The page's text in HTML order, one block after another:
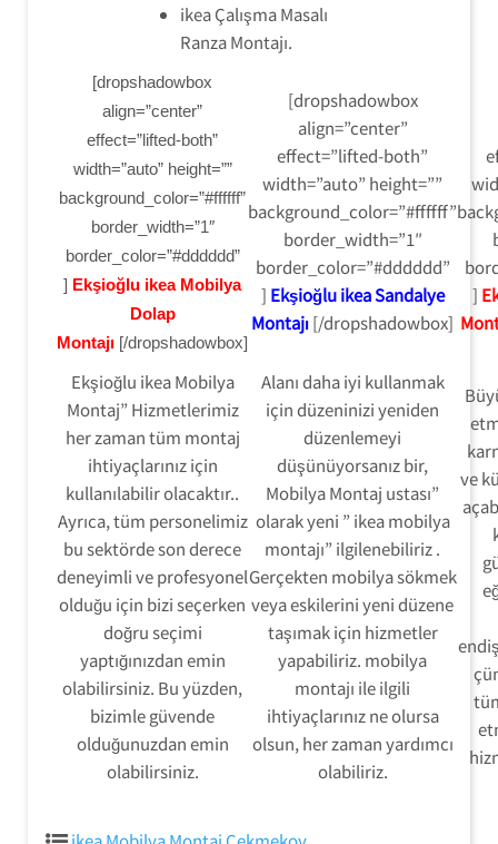
ikea Çalışma Masalı
Ranza Montajı.
[dropshadowbox
align=”center”
effect=”lifted-both”
width=”auto” height=””
background_color=”#ffffff”
border_width=”1″
border_color=”#dddddd”
] Ekşioğlu ikea Mobilya
Dolap
Montajı [/dropshadowbox]
[dropshadowbox
align=”center”
effect=”lifted-both”
width=”auto” height=””
background_color=”#ffffff”
border_width=”1″
border_color=”#dddddd”
] Ekşioğlu ikea Sandalye
Montajı[/dropshadowbox]
]
Ekşioğlu ikea Mobilya
Montaj” Hizmetlerimiz
her zaman tüm montaj
ihtiyaçlarınız için
kullanılabilir olacaktır..
Ayrıca, tüm personelimiz
bu sektörde son derece
deneyimli ve profesyonel
olduğu için bizi seçerken
doğru seçimi
yaptığınızdan emin
olabilirsiniz. Bu yüzden,
bizimle güvende
olduğunuzdan emin
olabilirsiniz.
Alanı daha iyi kullanmak
için düzeninizi yeniden
düzenlemeyi
düşünüyorsanız bir,
Mobilya Montaj ustası”
olarak yeni ” ikea mobilya
montajı” ilgilenebiliriz .
Gerçekten mobilya sökmek
veya eskilerini yeni düzene
taşımak için hizmetler
yapabiliriz. mobilya
montajı ile ilgili
ihtiyaçlarınız ne olursa
olsun, her zaman yardımcı
olabiliriz.
ve